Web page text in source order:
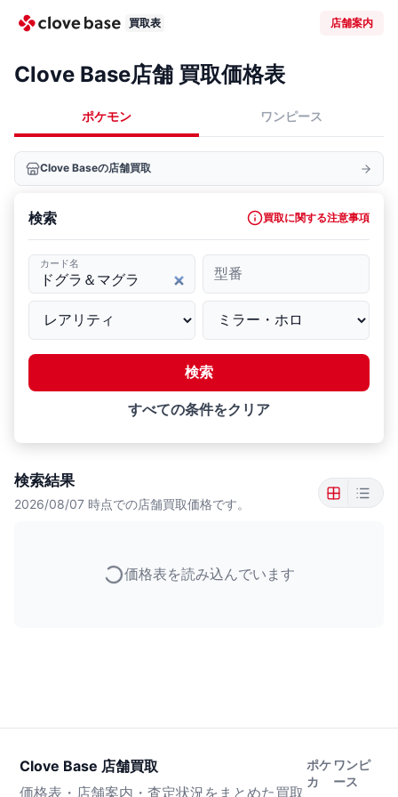
買取表 店舗案内
Clove Base店舗 買取価格表
ポケモン ワンピース
Clove Baseの店舗買取
検索 買取に関する注意事項
カード名
型番
検索
すべての条件をクリア
検索結果
2026/08/07 時点での店舗買取価格です。
価格表を読み込んでいます
Clove Base 店舗買取
価格表・店舗案内・査定状況をまとめた買取
ポケ
カ
ワンピ
ース